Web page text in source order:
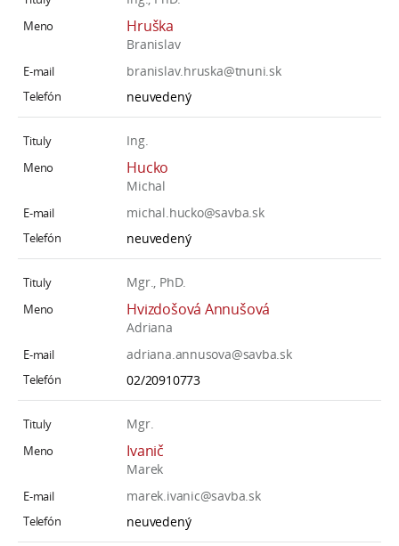
Hruška
Branislav
branislav.hruska@tnuni.sk
neuvedený
Ing.
Hucko
Michal
michal.hucko@savba.sk
neuvedený
Mgr., PhD.
Hvizdošová Annušová
Adriana
adriana.annusova@savba.sk
02/20910773
Mgr.
Ivanič
Marek
marek.ivanic@savba.sk
neuvedený